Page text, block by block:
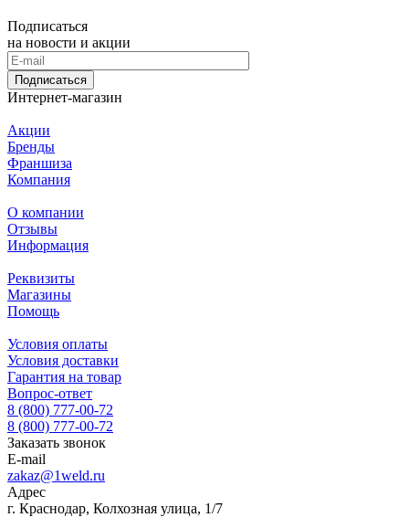
Подписаться
на новости и акции
Подписаться
Интернет-магазин
Акции
Бренды
Франшиза
Компания
О компании
Отзывы
Информация
Реквизиты
Магазины
Помощь
Условия оплаты
Условия доставки
Гарантия на товар
Вопрос-ответ
8 (800) 777-00-72
8 (800) 777-00-72
Заказать звонок
E-mail
zakaz@1weld.ru
Адрес
г. Краснодар, Колхозная улица, 1/7